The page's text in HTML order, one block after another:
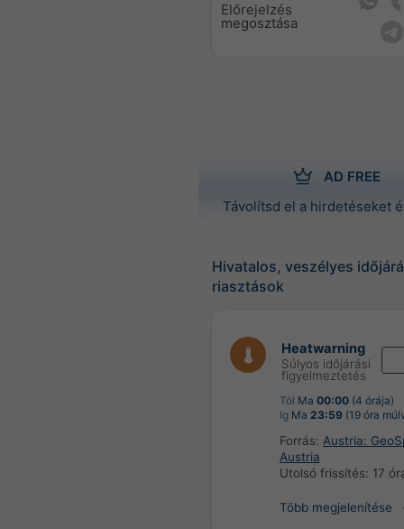
Előrejelzés
megosztása
AD FREE
Távolítsd el a hirdetéseket
Hivatalos, veszélyes
riasztások
Heatwarning
Súlyos időjárási
figyelmeztetés
Tól Ma 00:00 (4 órája)
Ig Ma 23:59 (19 óra
Forrás: Austria:
Austria
Utolsó frissítés: 17
Több megjelenítése